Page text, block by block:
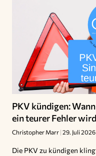
PKV kündigen:
ein teurer Fehler wird
Christopher Marr 29. Juli 2026
Die PKV zu kündigen